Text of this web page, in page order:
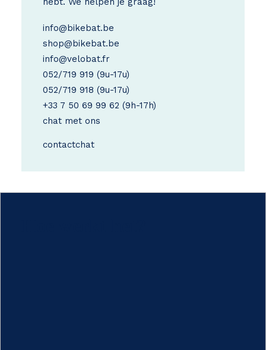
info@bikebat.be
shop@bikebat.be
info@velobat.fr
052/719 919 (9u-17u)
052/719 918 (9u-17u)
+33 7 50 69 99 62 (9h-17h)
chat met ons
contactchat